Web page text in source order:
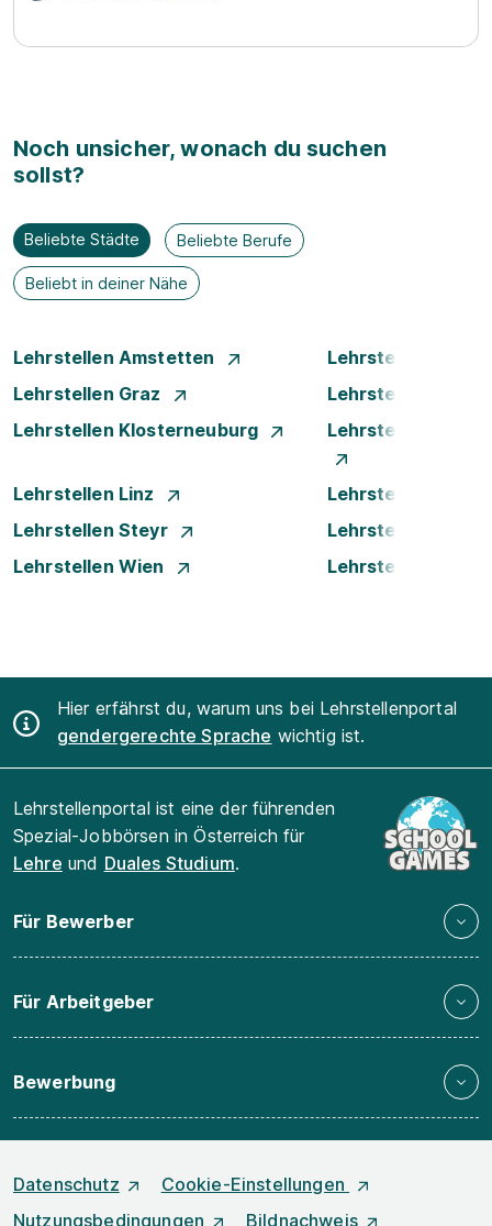
Noch unsicher, wonach du suchen
sollst?
Beliebte Städte Beliebte Berufe
Beliebt in deiner Nähe
Lehrstellen Amstetten
Lehrstellen
Lehrstellen Graz
Lehrstellen
Lehrstellen Klosterneuburg
Lehrstellen
Lehrstellen Linz
Lehrstellen
Lehrstellen Steyr
Lehrstellen Traun
Lehrstellen Wien
Lehrstellen
Hier erfährst du, warum uns bei Lehrstellenportal
gendergerechte Sprache wichtig ist.
Lehrstellenportal ist eine der führenden
Spezial-Jobbörsen in Österreich für
Lehre und Duales Studium.
Für Bewerber
Für Arbeitgeber
Bewerbung
Datenschutz
Cookie-Einstellungen
Nutzungsbedingungen
Bildnachweis